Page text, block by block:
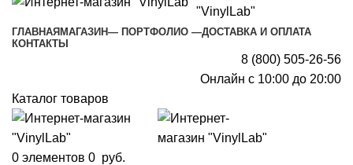
ГЛАВНАЯ МАГАЗИН— ПОРТФОЛИО —ДОСТАВКА И ОПЛАТА
КОНТАКТЫ
8 (800) 505-26-56
Онлайн с 10:00 до 20:00
Каталог товаров
0 элементов 0 руб.